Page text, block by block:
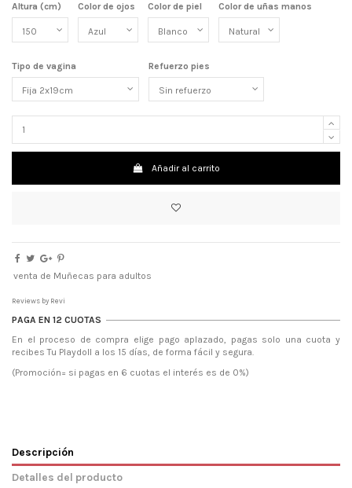
Altura (cm) Color de ojos Color de piel Color de uñas manos
Tipo de vagina Refuerzo pies
Añadir al carrito
venta de Muñecas para adultos
Reviews by Revi
PAGA EN 12 CUOTAS
En el proceso de compra elige pago aplazado, pagas solo una cuota y
recibes Tu Playdoll a los 15 días, de forma fácil y segura.
(Promoción= si pagas en 6 cuotas el interés es de 0%)
Descripción
Detalles del producto